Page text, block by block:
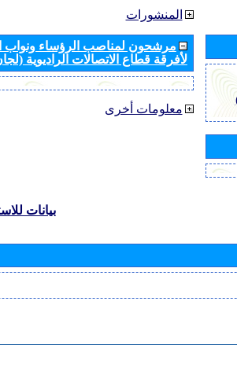
المنشورات
مرشحون لمناصب الرؤساء ونواب
لأفرقة قطاع الاتصالات الراديوية
معلومات أخرى
بيانات